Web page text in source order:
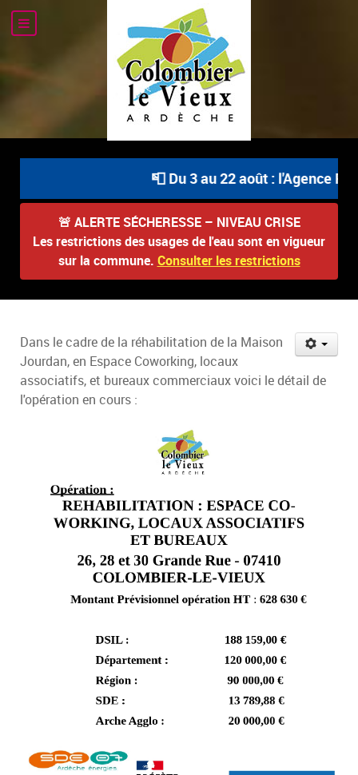
📮 Du 3 au 22 août : l'Agence
🚨 ALERTE SÉCHERESSE – NIVEAU CRISE
Les restrictions des usages de l'eau sont en vigueur
sur la commune. Consulter les restrictions
Dans le cadre de la réhabilitation de la Maison
Jourdan, en Espace Coworking, locaux
associatifs, et bureaux commerciaux voici le détail de
l'opération en cours :